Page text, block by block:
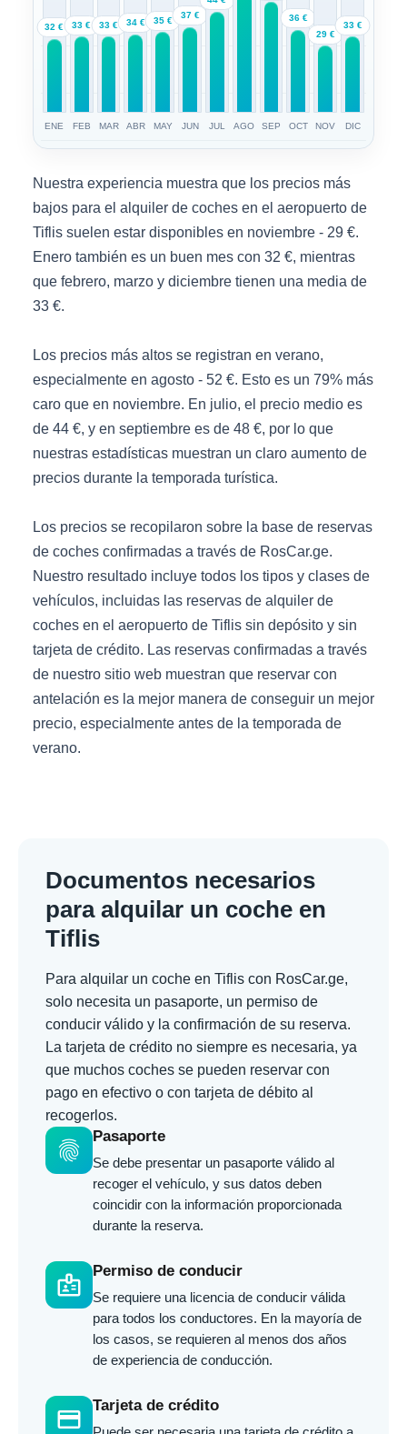
32 €
ENE
33 €
FEB
33 €
MAR
34 €
ABR
35 €
MAY
37 €
JUN JUL AGO SEP
36 €
OCT
29 €
NOV
33 €
DIC
Nuestra experiencia muestra que los precios más
bajos para el alquiler de coches en el aeropuerto de
Tiflis suelen estar disponibles en noviembre - 29 €.
Enero también es un buen mes con 32 €, mientras
que febrero, marzo y diciembre tienen una media de
33 €.
Los precios más altos se registran en verano,
especialmente en agosto - 52 €. Esto es un 79% más
caro que en noviembre. En julio, el precio medio es
de 44 €, y en septiembre es de 48 €, por lo que
nuestras estadísticas muestran un claro aumento de
precios durante la temporada turística.
Los precios se recopilaron sobre la base de reservas
de coches confirmadas a través de RosCar.ge.
Nuestro resultado incluye todos los tipos y clases de
vehículos, incluidas las reservas de alquiler de
coches en el aeropuerto de Tiflis sin depósito y sin
tarjeta de crédito. Las reservas confirmadas a través
de nuestro sitio web muestran que reservar con
antelación es la mejor manera de conseguir un mejor
precio, especialmente antes de la temporada de
verano.
Documentos necesarios
para alquilar un coche en
Tiflis
Para alquilar un coche en Tiflis con RosCar.ge,
solo necesita un pasaporte, un permiso de
conducir válido y la confirmación de su reserva.
La tarjeta de crédito no siempre es necesaria, ya
que muchos coches se pueden reservar con
pago en efectivo o con tarjeta de débito al
recogerlos.
fingerprint
Pasaporte
Se debe presentar un pasaporte válido al
recoger el vehículo, y sus datos deben
coincidir con la información proporcionada
durante la reserva.
badge
Permiso de conducir
Se requiere una licencia de conducir válida
para todos los conductores. En la mayoría de
los casos, se requieren al menos dos años
de experiencia de conducción.
credit_card
Tarjeta de crédito